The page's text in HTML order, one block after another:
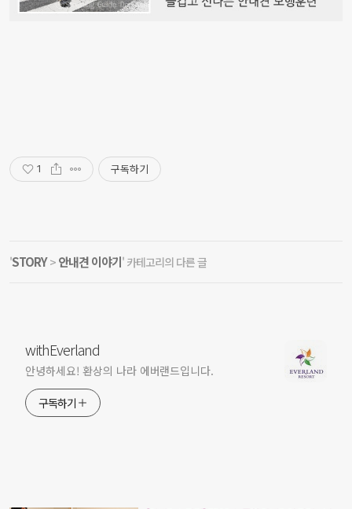
1 구독하기
'STORY> 안내견 이야기' 카테고리의 다른 글
withEverland
안녕하세요! 환상의 나라 에버랜드입니다.
구독하기